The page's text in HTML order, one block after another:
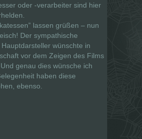
oder -verarbeiter sind hier
lassen grüßen – nun
Der sympathische
wünschte in
vor dem Zeigen des Films
Und genau dies wünsche ich
haben diese
ebenso.